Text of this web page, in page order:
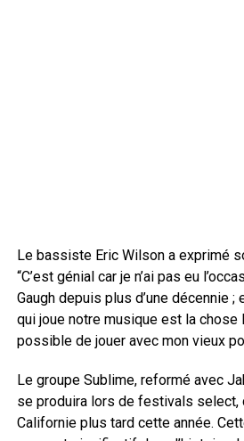
Le bassiste Eric Wilson a exprimé
“C’est génial car je n’ai pas eu
Gaugh depuis plus d’une décennie
qui joue notre musique est la chose
possible de jouer avec mon vieux
Le groupe Sublime, reformé avec
se produira lors de festivals select,
Californie plus tard cette année.